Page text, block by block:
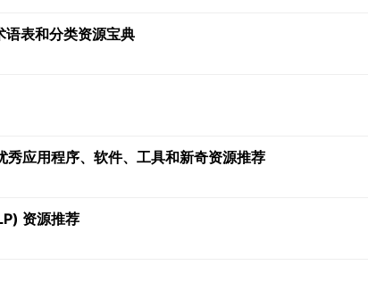
表和分类资源宝典
应用程序、软件、工具和新奇资源推荐
资源推荐